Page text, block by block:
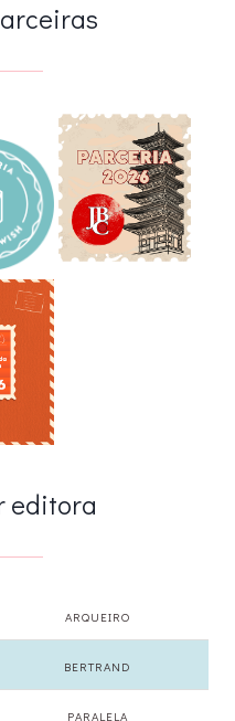
editora
ARQUEIRO
BERTRAND
PARALELA